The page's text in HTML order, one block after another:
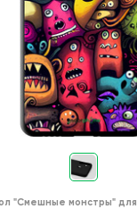
"Cмешные монстры" для